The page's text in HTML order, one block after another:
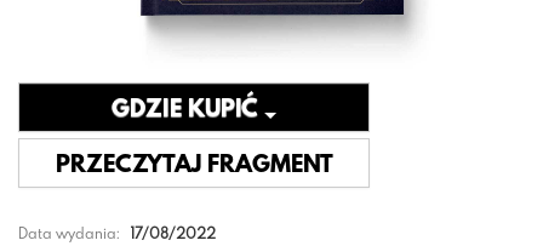
Data wydania:
17/08/2022
GDZIE KUPIĆ
PRZECZYTAJ FRAGMENT